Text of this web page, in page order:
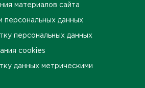
материалов сайта
персональных данных
персональных данных
cookies
данных метрическими